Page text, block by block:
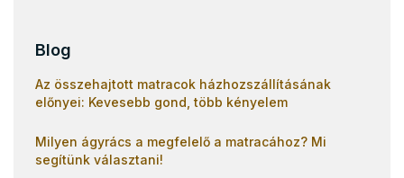
Blog
Az összehajtott matracok házhozszállításának
előnyei: Kevesebb gond, több kényelem
Milyen ágyrács a megfelelő a matracához? Mi
segítünk választani!